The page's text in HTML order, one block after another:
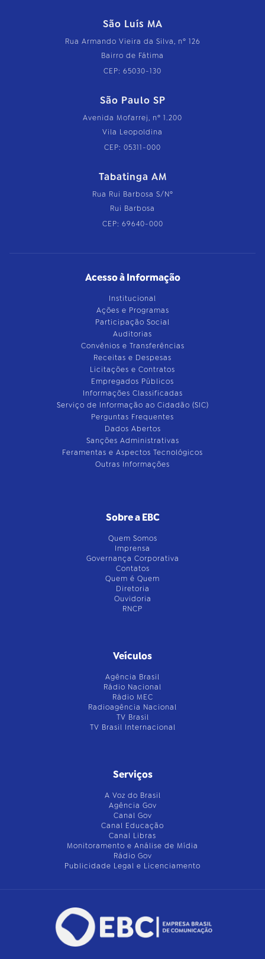
São Luís MA
Rua Armando Vieira da Silva, nº 126
Bairro de Fátima
CEP: 65030-130
São Paulo SP
Avenida Mofarrej, nº 1.200
Vila Leopoldina
CEP: 05311-000
Tabatinga AM
Rua Rui Barbosa S/Nº
Rui Barbosa
CEP: 69640-000
Acesso à Informação
Institucional
Ações e Programas
Participação Social
Auditorias
Convênios e Transferências
Receitas e Despesas
Licitações e Contratos
Empregados Públicos
Informações Classificadas
Serviço de Informação ao Cidadão (SIC)
Perguntas Frequentes
Dados Abertos
Sanções Administrativas
Feramentas e Aspectos Tecnológicos
Outras Informações
Sobre a EBC
Quem Somos
Imprensa
Governança Corporativa
Contatos
Quem é Quem
Diretoria
Ouvidoria
RNCP
Veículos
Agência Brasil
Rádio Nacional
Rádio MEC
Radioagência Nacional
TV Brasil
TV Brasil Internacional
Serviços
A Voz do Brasil
Agência Gov
Canal Gov
Canal Educação
Canal Libras
Monitoramento e Análise de Mídia
Rádio Gov
Publicidade Legal e Licenciamento